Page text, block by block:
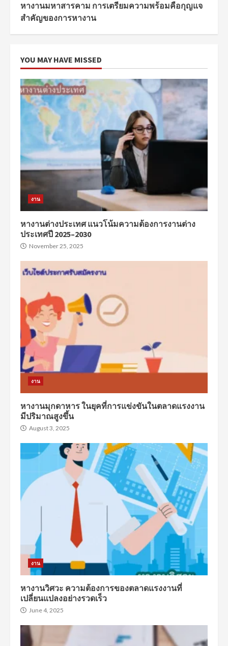
หางานมหาสารคาม การเตรียมความพร้อมคือกุญแจ
สำคัญของการหางาน
YOU MAY HAVE MISSED
งาน
หางานต่างประเทศ แนวโน้มความต้องการงานต่าง
ประเทศปี 2025–2030
November 25, 2025
งาน
หางานมุกดาหาร ในยุคที่การแข่งขันในตลาดแรงงาน
มีปริมาณสูงขึ้น
August 3, 2025
งาน
หางานวิศวะ ความต้องการของตลาดแรงงานที่
เปลี่ยนแปลงอย่างรวดเร็ว
June 4, 2025